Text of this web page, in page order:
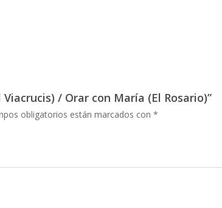
/ Orar con María (El Rosario)”
obligatorios están marcados con*